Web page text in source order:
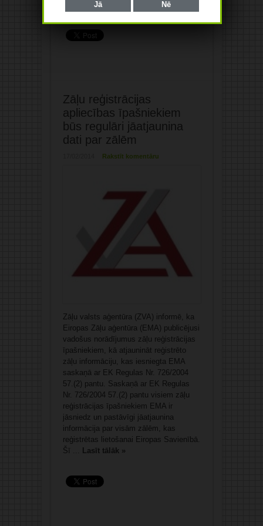
pētījumi tiek veikti, lai ...
Lasīt tālāk »
Zāļu reģistrācijas
apliecības īpašniekiem
būs regulāri jāatjaunina
dati par zālēm
Rakstīt komentāru
Zāļu valsts aģentūra (ZVA) informē, ka
Eiropas Zāļu aģentūra (EMA) publicējusi
vadošus norādījumus zāļu reģistrācijas
īpašniekiem, kā atjaunināt reģistrēto
zāļu informāciju, kas iesniegta EMA
saskaņā ar EK Regulas Nr. 726/2004
57.(2) pantu. Saskaņā ar EK Regulas
Nr. 726/2004 57.(2) pantu visiem zāļu
reģistrācijas īpašniekiem EMA ir
jāsniedz un pastāvīgi jāatjaunina
informācija par visām zālēm, kas
reģistrētas lietošanai Eiropas Savienībā.
Šī ... Lasīt tālāk »
Jā Nē